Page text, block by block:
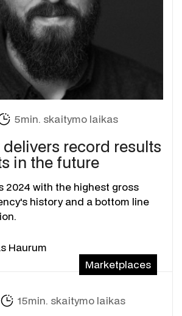
5min. skaitymo laikas
record results
in the future
2024 with the highest gross
history and a bottom line
Haurum
Marketplaces
15min. skaitymo laikas